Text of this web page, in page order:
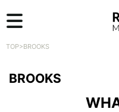
TOP>BROOKS
BROOKS